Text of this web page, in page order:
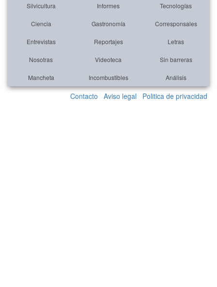
Silvicultura Informes Tecnologías
Ciencia Gastronomía Corresponsales
Entrevistas Reportajes Letras
Nosotras Videoteca Sin barreras
Mancheta Incombustibles Análisis
Contacto Aviso legal Politica de privacidad